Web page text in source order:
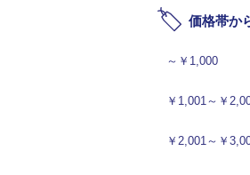
価格帯か
～￥1,000
￥1,001～￥
￥2,001～￥